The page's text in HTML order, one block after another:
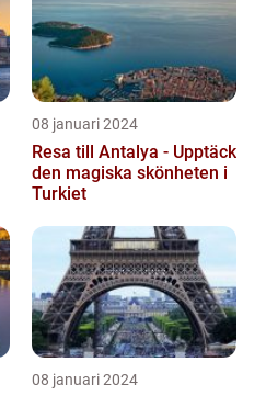
08 januari 2024
Resa till Antalya - Upptäck
den magiska skönheten i
Turkiet
08 januari 2024